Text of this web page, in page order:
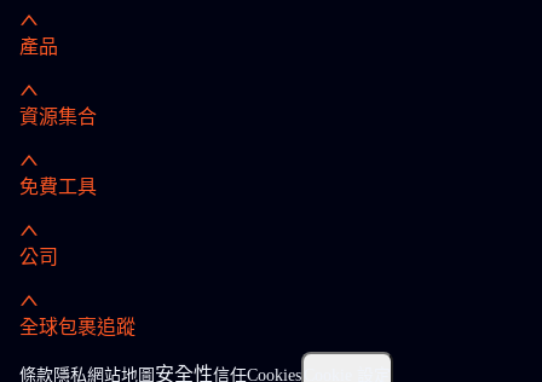
產品
資源集合
免費工具
公司
全球包裹追蹤
條款隱私網站地圖 安全性信任Cookies